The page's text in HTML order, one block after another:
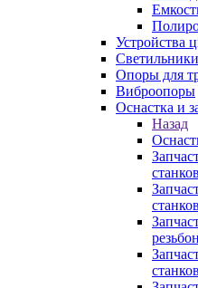
Устройства
Опоры для
Виброопоры
Оснастка и
Назад
станков
станков
станков